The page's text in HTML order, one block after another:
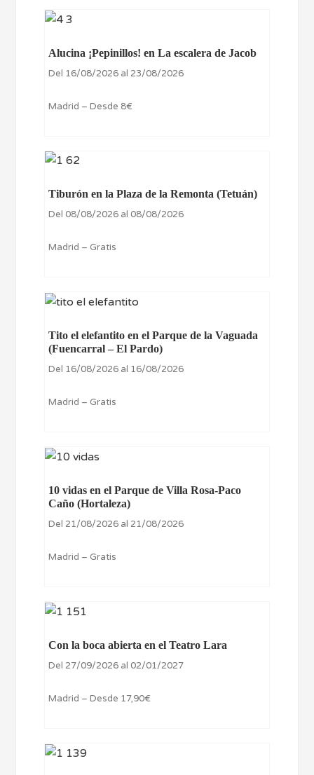
Alucina ¡Pepinillos! en La escalera de Jacob
Del 16/08/2026 al 23/08/2026
Madrid – Desde 8€
Tiburón en la Plaza de la Remonta (Tetuán)
Del 08/08/2026 al 08/08/2026
Madrid – Gratis
Tito el elefantito en el Parque de la Vaguada
(Fuencarral – El Pardo)
Del 16/08/2026 al 16/08/2026
Madrid – Gratis
10 vidas en el Parque de Villa Rosa-Paco
Caño (Hortaleza)
Del 21/08/2026 al 21/08/2026
Madrid – Gratis
Con la boca abierta en el Teatro Lara
Del 27/09/2026 al 02/01/2027
Madrid – Desde 17,90€